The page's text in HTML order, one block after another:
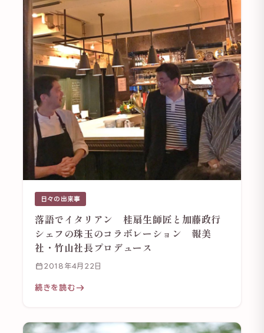
日々の出来事
落語でイタリアン 桂扇生師匠と加藤政行
シェフの珠玉のコラボレーション 報美
社・竹山社長プロデュース
2018年4月22日
続きを読む